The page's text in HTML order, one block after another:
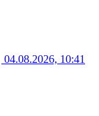
04.08.2026, 10:41